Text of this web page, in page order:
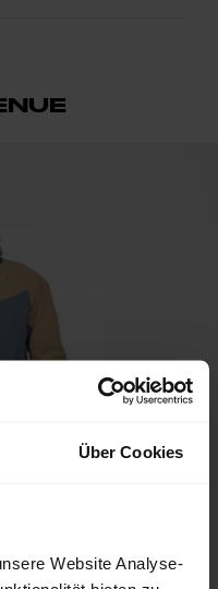
Über Cookies
Website Analyse-